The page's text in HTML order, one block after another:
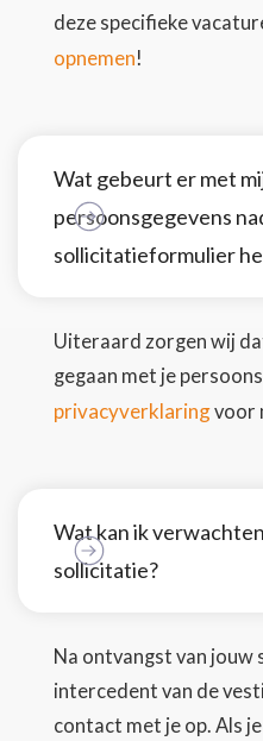
deze specifieke
opnemen!
Wat gebeurt er met
persoonsgegevens
sollicitatieformulier
Uiteraard zorgen wij
gegaan met je
privacyverklaringvoor
Wat kan ik
sollicitatie?
Na ontvangst van
intercedent van de
contact met je op. Als